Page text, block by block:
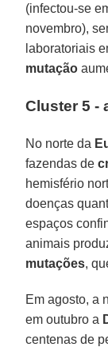
(infectou-se
novembro),
laboratoriais
mutação
Cluster 5 -
No norte da
fazendas de
hemisfério
doenças
espaços
animais
mutações,
Em agosto, a
em outubro a
centenas de